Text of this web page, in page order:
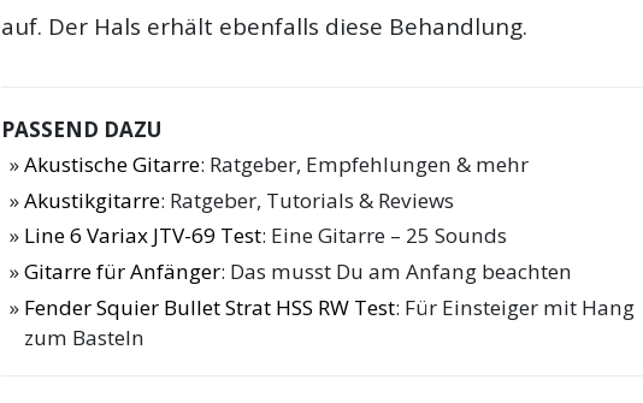
auf. Der Hals erhält ebenfalls diese Behandlung.
PASSEND DAZU
Akustische Gitarre: Ratgeber, Empfehlungen & mehr
Akustikgitarre: Ratgeber, Tutorials & Reviews
Line 6 Variax JTV-69 Test: Eine Gitarre – 25 Sounds
Gitarre für Anfänger: Das musst Du am Anfang beachten
Fender Squier Bullet Strat HSS RW Test: Für Einsteiger mit Hang
zum Basteln